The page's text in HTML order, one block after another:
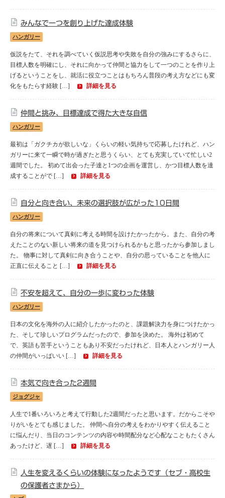
みんなで一つを創り上げた達成体験
ハンガリー
仮説をたて、それを調べていく仮説思考や失敗を自分の強みにするさらに、
目標人数を明確にし、それに向かって仲間と協力をして一つのことを作り上
げるということをし、就活に役立つことはもちろん普段の考え方などにも変
化をもたらす経験 […]
詳細を見る
仲間と挑み、目標達成で得た大きな自信
ハンガリー
最初は「ガクチカが欲しいな」くらいの軽い気持ちで応募したけれど、ハン
ガリーに来て一瞬で時が過ぎたと思うくらい、とても充実していて忙しい2
週間でした。 初めて出会った子達と1つの企画を運営し、かつ目標人数を達
成することがで […]
詳細を見る
自分と向き合い、未来の選択肢が広がった10日間
ハンガリー
自分の将来について真剣に考える時間を設けたかったから。また、自分の考
えたことのない新しい将来の道を見つけられるかもと思ったから参加しまし
た。 物事に対して真剣に向き合うことや、自分の思っていることを他人に
正直に伝えること […]
詳細を見る
不安を超えて、自分の一歩に変わった体験
ハンガリー
日本の文化を海外の人に紹介したかったのと、課題解決力を身につけたかっ
た、そして珍しいプログラムだったので、参加を決めた。 海外は初めて
で、英語も苦手ということもあり不安だったけれど、日本人とハンガリー人
の仲間がいっぱいい […]
詳細を見る
本気で向き合った2週間
ジョグジャ
人生で1番いろいろと考えて行動した2週間だったと思います。だからこそや
りがいをとても感じました。 仲間へ自分の考えをわかりやすく伝えること
に悩んだり、当日のコンテンツの内容や時間配分など心配なこともたくさん
あったけど、遅 […]
詳細を見る
人生を変えるくらいの体験になったようです（セブ・高校生
の保護者さまから）